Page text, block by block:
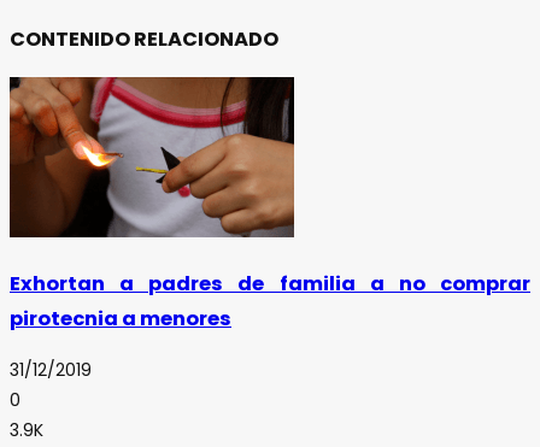
CONTENIDO RELACIONADO
Exhortan a padres de familia a no comprar
pirotecnia a menores
31/12/2019
0
3.9K